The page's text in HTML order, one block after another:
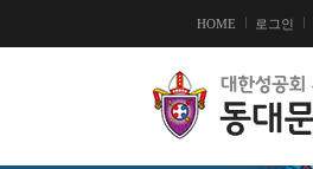
HOME 로그인